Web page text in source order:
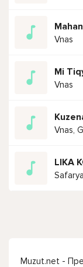
Vnas
Mi
Vnas
Vnas,
Muzut.net -